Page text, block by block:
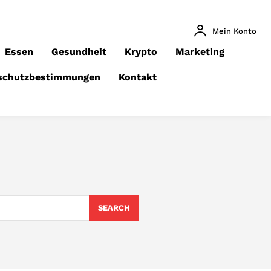
Mein Konto
Essen Gesundheit Krypto Marketing
Kontakt
SEARCH